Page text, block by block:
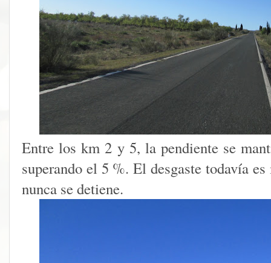
Entre los km 2 y 5, la pendiente se
superando el 5 %. El desgaste todavía
nunca se detiene.